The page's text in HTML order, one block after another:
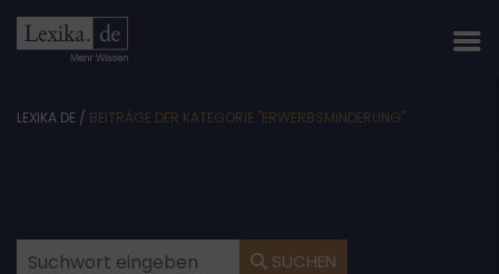
LEXIKA.DE / BEITRÄGE DER KATEGORIE "ERWERBSMINDERUNG"
SUCHEN